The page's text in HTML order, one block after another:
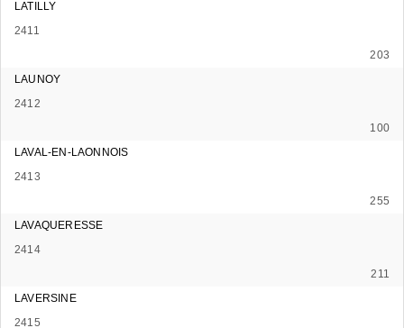
LATILLY
2411
203
LAUNOY
2412
100
LAVAL-EN-LAONNOIS
2413
255
LAVAQUERESSE
2414
211
LAVERSINE
2415